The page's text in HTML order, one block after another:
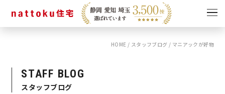
キャンペーン
ショールーム
HOME / スタッフブログ / マニアックが好物
STAFF BLOG
スタッフブログ